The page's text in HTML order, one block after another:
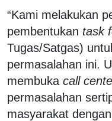
“Kami melakukan
pembentukan task
Tugas/Satgas)
permasalahan ini.
membuka call
permasalahan
masyarakat dengan